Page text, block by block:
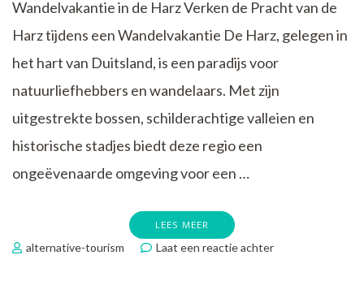
Wandelvakantie in de Harz Verken de Pracht van de
Harz tijdens een Wandelvakantie De Harz, gelegen in
het hart van Duitsland, is een paradijs voor
natuurliefhebbers en wandelaars. Met zijn
uitgestrekte bossen, schilderachtige valleien en
historische stadjes biedt deze regio een
ongeëvenaarde omgeving voor een …
LEES MEER
alternative-tourism Laat een reactie achterop